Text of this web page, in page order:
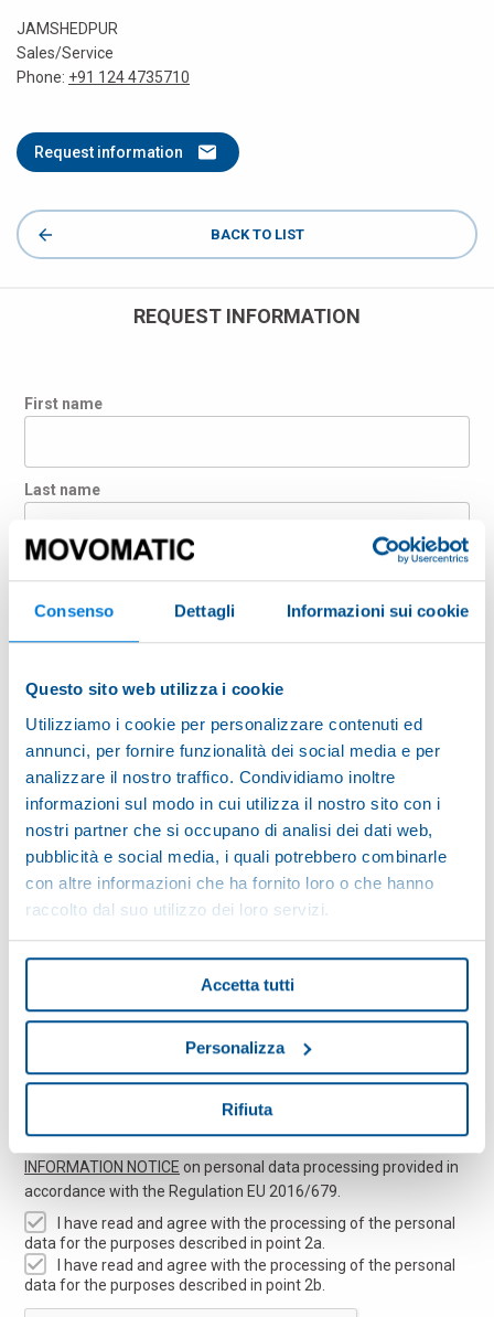
Consenso Dettagli Informazioni sui cookie
Questo sito web utilizza i cookie
Utilizziamo i cookie per personalizzare contenuti ed
annunci, per fornire funzionalità dei social media e per
analizzare il nostro traffico. Condividiamo inoltre
informazioni sul modo in cui utilizza il nostro sito con i
nostri partner che si occupano di analisi dei dati web,
pubblicità e social media, i quali potrebbero combinarle
con altre informazioni che ha fornito loro o che hanno
raccolto dal suo utilizzo dei loro servizi.
Accetta tutti
Personalizza
Rifiuta
JAMSHEDPUR
Sales/Service
Phone: +91 124 4735710
Request information
BACK TO LIST
REQUEST INFORMATION
First name
Last name
E-mail
ZIP Code
Message
Before sending the form please read carefully the
INFORMATION NOTICE on personal data processing provided in
accordance with the Regulation EU 2016/679.
I have read and agree with the processing of the personal
data for the purposes described in point 2a.
I have read and agree with the processing of the personal
data for the purposes described in point 2b.